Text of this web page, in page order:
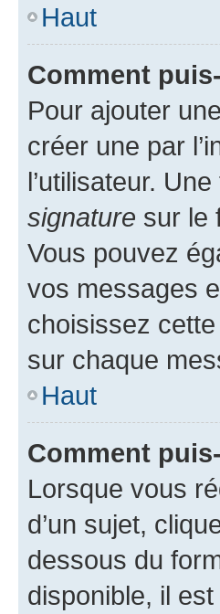
Haut
Comment
Pour ajouter
créer une par
l’utilisateur.
signature sur le
Vous pouvez
vos messages
choisissez
sur chaque
Haut
Comment
Lorsque vous
d’un sujet,
dessous du
disponible, il